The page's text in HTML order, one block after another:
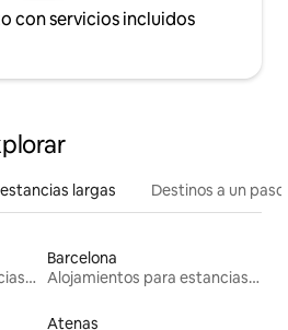
con servicios incluidos
largas Destinos a un
Alojamientos para estancias largas
Barcelona
Alojamientos para estancias largas
Atenas